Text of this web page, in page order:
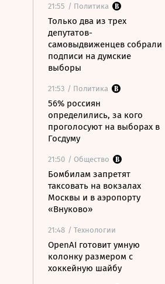
21:55 / Политика
Только два из трех
депутатов-
самовыдвиженцев собрали
подписи на думские
выборы
21:53 / Политика
56% россиян
определились, за кого
проголосуют на выборах в
Госдуму
21:50 / Общество
Бомбилам запретят
таксовать на вокзалах
Москвы и в аэропорту
«Внуково»
21:48 / Технологии
OpenAI готовит умную
колонку размером с
хоккейную шайбу